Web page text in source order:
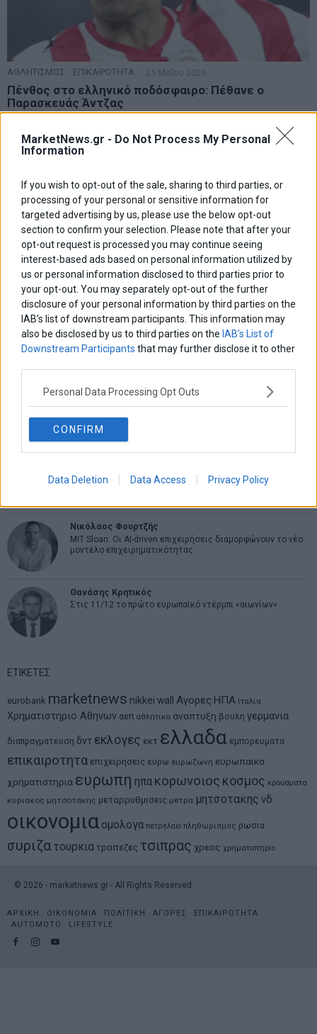
MarketNews.gr - Do Not Process My Personal
Information
If you wish to opt-out of the sale, sharing to third parties, or
processing of your personal or sensitive information for
targeted advertising by us, please use the below opt-out
section to confirm your selection. Please note that after your
opt-out request is processed you may continue seeing
interest-based ads based on personal information utilized by
us or personal information disclosed to third parties prior to
your opt-out. You may separately opt-out of the further
disclosure of your personal information by third parties on the
IAB’s list of downstream participants. This information may
also be disclosed by us to third parties on the IAB’s List of
Downstream Participants that may further disclose it to other
Personal Data Processing Opt Outs
CONFIRM
Data Deletion Data Access Privacy Policy
ΑΘΛΗΤΙΣΜΟΣ ΕΠΙΚΑΙΡΟΤΗΤΑ 25 Μαΐου 2026
Πένθος στο ελληνικό ποδόσφαιρο: Πέθανε ο
Παρασκευάς Άντζας
χρόνια έπασχε από ALS, με την κατάστασή της υγείας του να
επιδεινώνεται τις τελευταίες ημέρες.
ΑΡΘΡΟΓΡΑΦΟΙ
Ελευθερία Κούρταλη
Οι «τιμωροί» των ομολόγων επέστρεψαν
Εύη Φραγκάκη
Η αληθινή παιδεία ξεκινά από την ψυχή…
Σταματίνα Σταματάκου
Η βία κατά των ζώων δεν αντέχει βολικές ερμηνείες
Από την αποθέωση στην καταγγελία: Η Ελλάδα πάντα
ψάχνει τον επόμενο Μεσσία
Νικόλαος Φουρτζής
MIT Sloan: Οι AI-driven επιχειρήσεις διαμορφώνουν το νέο
μοντέλο επιχειρηματικότητας
Θανάσης Κρητικός
Στις 11/12 το πρώτο ευρωπαϊκό ντέρμπι «αιωνίων»
ΕΤΙΚΕΤΕΣ
eurobank marketnews nikkei wall Αγορες ΗΠΑ Ιταλια
Χρηματιστηριο Αθηνων αεπ αθλητικα αναπτυξη βουλη γερμανια
διαπραγματευση δντ εκλογες εκτ ελλαδα εμπορευματα
επικαιροτητα επιχειρησεις ευρω ευρωζωνη ευρωπαικα
χρηματιστηρια ευρωπη ηπα κορωνοιος κοσμος κρουσματα
κυριακος μητσοτακης μεταρρυθμισεις μετρα μητσοτακης νδ
οικονομια ομολογα πετρελαιο πληθωρισμος ρωσια
συριζα τουρκια τραπεζες τσιπρας χρεος χρηματιστηριο
© 2026 - marketnews.gr - All Rights Reserved
ΑΡΧΙΚΗ ΟΙΚΟΝΟΜΙΑ ΠΟΛΙΤΙΚΗ ΑΓΟΡΕΣ
ΕΠΙΚΑΙΡΟΤΗΤΑ
AUTOMOTO
LIFESTYLE